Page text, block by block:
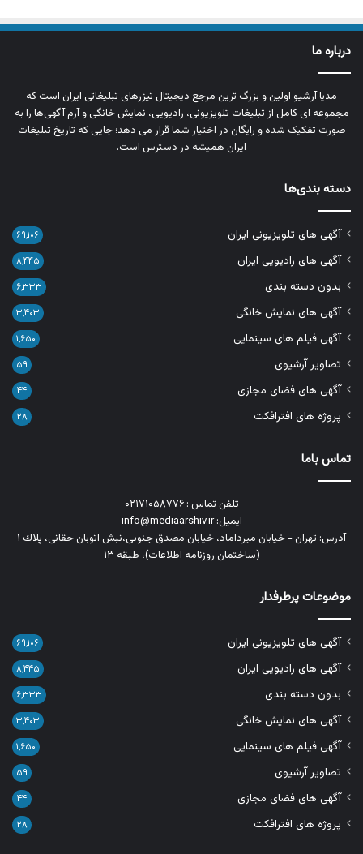
درباره ما
مدیا آرشیو اولین و بزرگ‌ ترین مرجع دیجیتال تیزرهای تبلیغاتی ایران است که
مجموعه‌ ای کامل از تبلیغات تلویزیونی، رادیویی، نمایش خانگی و آرم‌ آگهی‌ها را به‌
صورت تفکیک‌ شده و رایگان در اختیار شما قرار می‌ دهد؛ جایی که تاریخ تبلیغات
ایران همیشه در دسترس است.
دسته بندی‌ها
آگهی های تلویزیونی ایران ۶۹,۱۰۶
آگهی های رادیویی ایران ۸,۴۴۵
بدون دسته بندی ۶,۳۳۳
آگهی های نمایش خانگی ۳,۴۰۳
آگهی فیلم های سینمایی ۱,۶۵۰
تصاویر آرشیوی ۵۹
آگهی های فضای مجازی ۴۴
پروژه های افترافکت ۲۸
تماس باما
تلفن تماس : ۰۲۱۷۱۰۵۸۷۷۶
ایمیل: info@mediaarshiv.ir
آدرس: تهران - خیابان میرداماد، خیابان مصدق جنوبی،نبش اتوبان حقانی، پلاك ١
(ساختمان روزنامه اطلاعات)، طبقه ۱۳
موضوعات پرطرفدار
آگهی های تلویزیونی ایران ۶۹,۱۰۶
آگهی های رادیویی ایران ۸,۴۴۵
بدون دسته بندی ۶,۳۳۳
آگهی های نمایش خانگی ۳,۴۰۳
آگهی فیلم های سینمایی ۱,۶۵۰
تصاویر آرشیوی ۵۹
آگهی های فضای مجازی ۴۴
پروژه های افترافکت ۲۸